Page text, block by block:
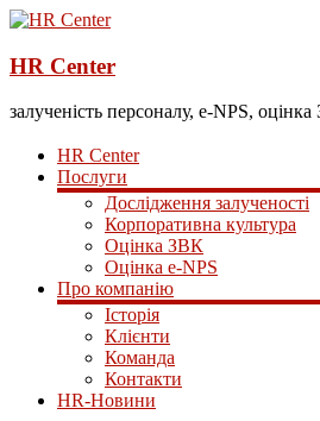
HR Center
залученість персоналу, e-NPS,
HR Center
Послуги
Дослідження залученості
Корпоративна культура
Оцінка ЗВК
Оцінка e-NPS
Про компанію
Історія
Клієнти
Команда
Контакти
HR-Новини